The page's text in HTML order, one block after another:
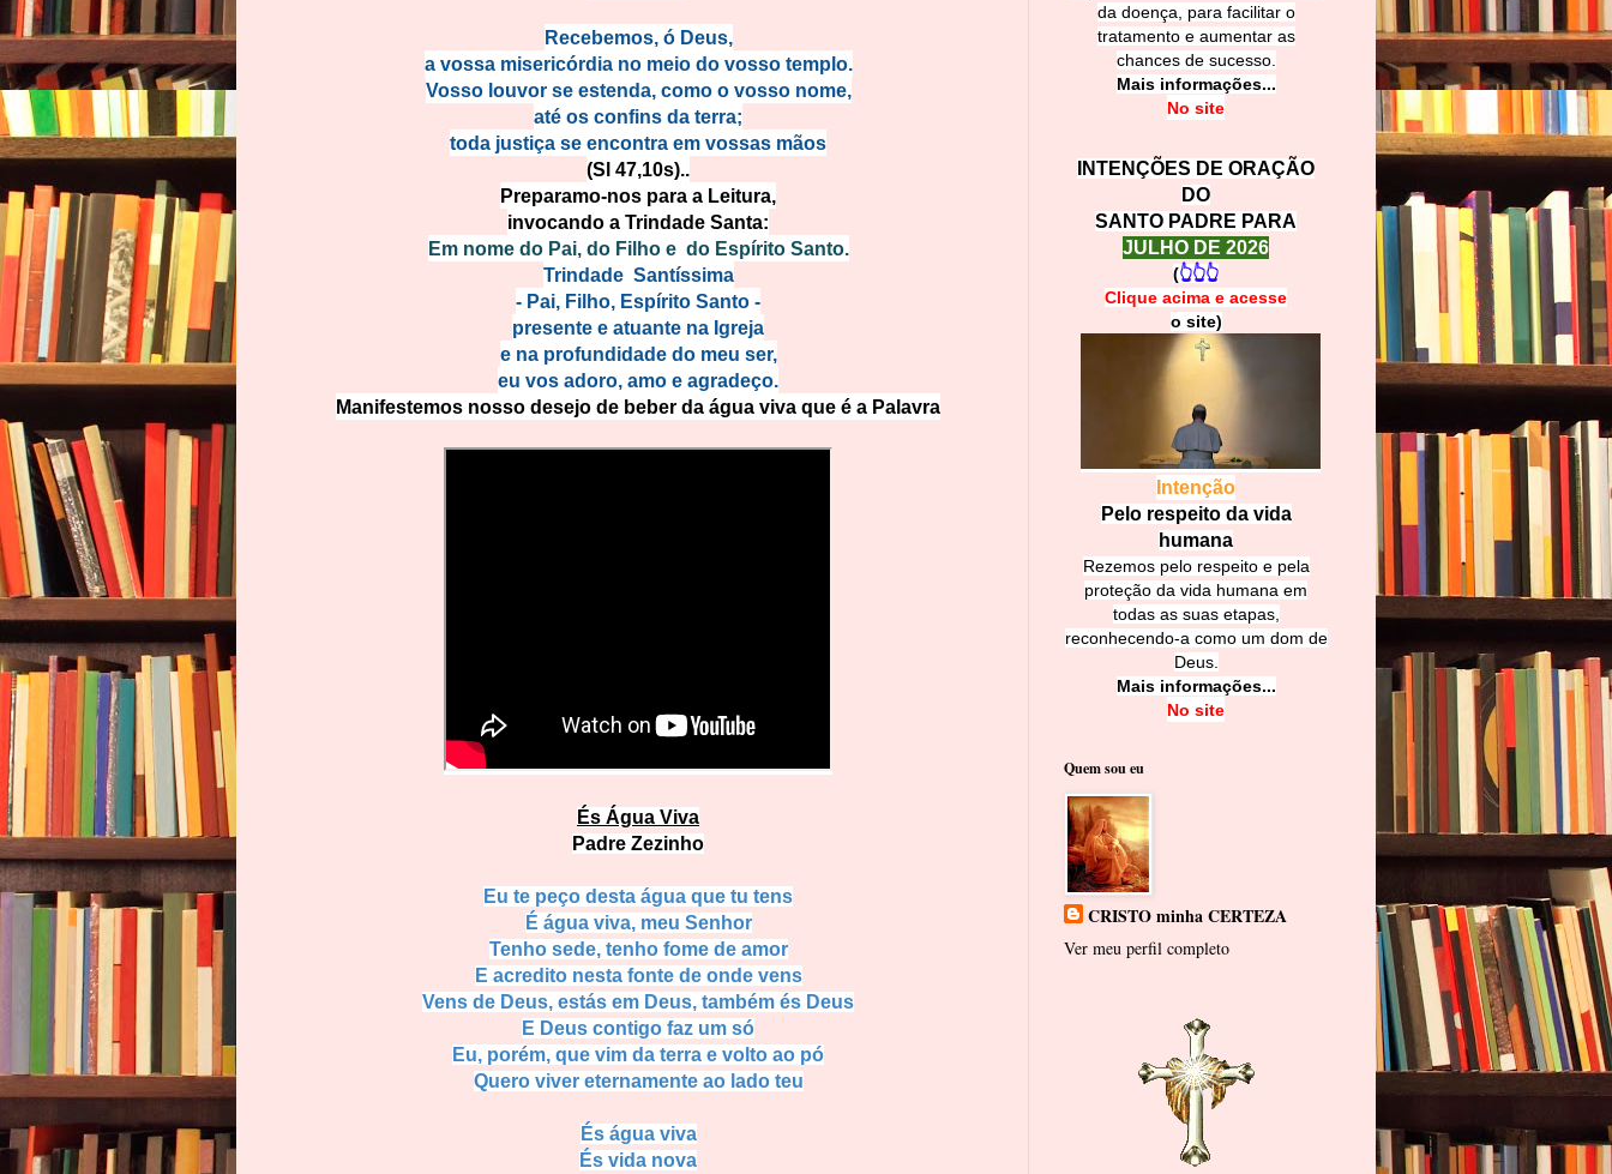
Recebemos, ó Deus,
a vossa misericórdia no meio do vosso templo.
Vosso louvor se estenda, como o vosso nome,
até os confins da terra;
toda justiça se encontra em vossas mãos
(Sl 47,10s)..
Preparamo-nos para a Leitura,
invocando a Trindade Santa:
Em nome do Pai, do Filho e do Espírito Santo.
Trindade Santíssima
- Pai, Filho, Espírito Santo -
presente e atuante na Igreja
e na profundidade do meu ser,
eu vos adoro, amo e agradeço.
Manifestemos nosso desejo de beber da água viva que é a Palavra
És Água Viva
Padre Zezinho
Eu te peço desta água que tu tens
É água viva, meu Senhor
Tenho sede, tenho fome de amor
E acredito nesta fonte de onde vens
Vens de Deus, estás em Deus, também és Deus
E Deus contigo faz um só
Eu, porém, que vim da terra e volto ao pó
Quero viver eternamente ao lado teu
És água viva
És vida nova
da doença, para facilitar o
tratamento e aumentar as
chances de sucesso.
Mais informações...
No site
INTENÇÕES DE ORAÇÃO
DO
SANTO PADRE PARA
JULHO DE 2026
(👆👆👆
Clique acima e acesse
o site)
Intenção
Pelo respeito da vida
humana
Rezemos pelo respeito e pela
proteção da vida humana em
todas as suas etapas,
reconhecendo-a como um dom de
Deus.
Mais informações...
No site
Quem sou eu
CRISTO minha CERTEZA
Ver meu perfil completo